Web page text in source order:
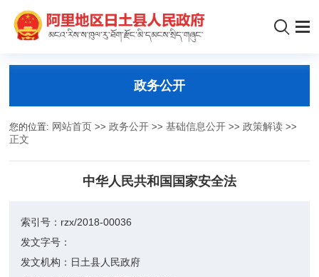
政务公开
您的位置: 网站首页 >>政务公开 >>基础信息公开 >>政策解读 >>
正文
中华人民共和国国家安全法
索引号： rzx/2018-00036
发文字号：
发文机构： 日土县人民政府